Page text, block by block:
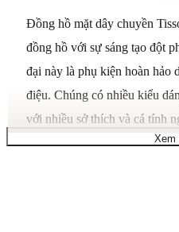
Đồng hồ mặt dây chuyền
đồng hồ với sự sáng tạo đột
đại này là phụ kiện hoàn hảo
điệu. Chúng có nhiều kiểu
với nhiều sở thích và cá tính
chuyền thời trang và hiện đại
Xem